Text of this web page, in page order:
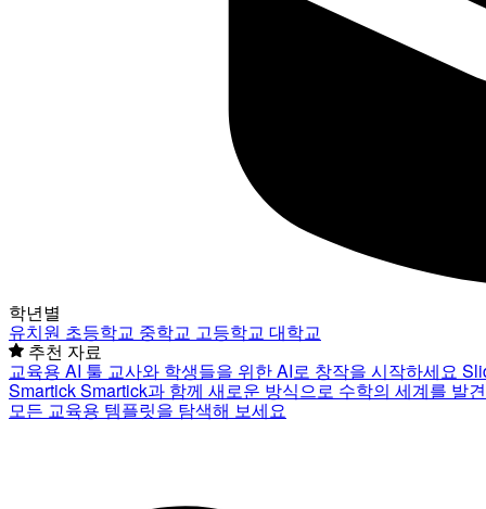
학년별
유치원 초등학교 중학교 고등학교 대학교
추천 자료
교육용 AI 툴 교사와 학생들을 위한 AI로 창작을 시작하세요
SmartickSmartick과 함께 새로운 방식으로 수학의 세계를 발
모든 교육용 템플릿을 탐색해 보세요